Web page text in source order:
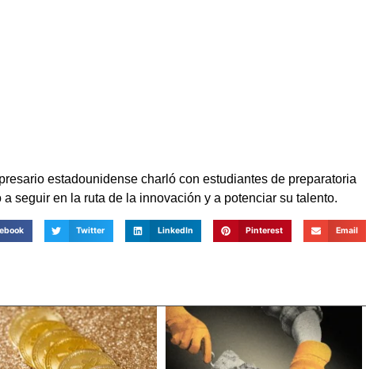
estadounidense charló con estudiantes de preparatoria
seguir en la ruta de la innovación y a potenciar su talento.
Twitter LinkedIn Pinterest Email